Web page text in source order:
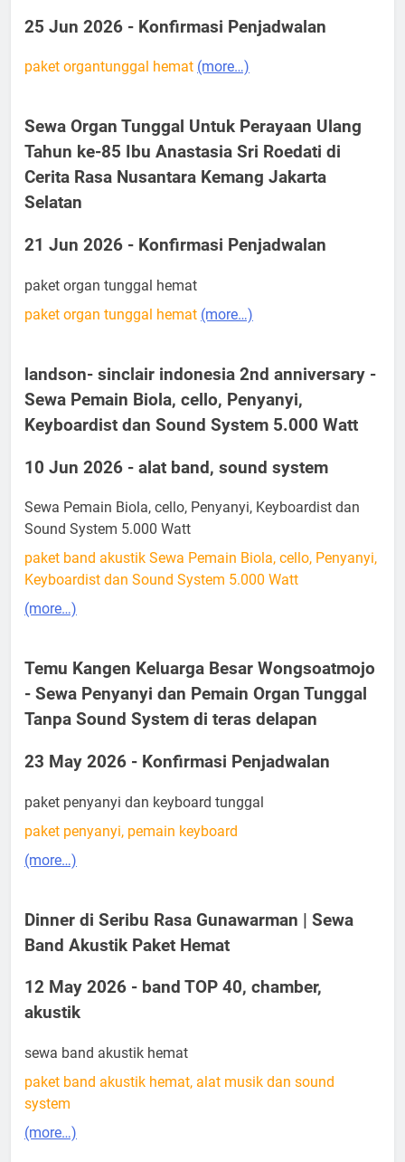
25 Jun 2026 - Konfirmasi Penjadwalan
paket organtunggal hemat (more…)
Sewa Organ Tunggal Untuk Perayaan Ulang
Tahun ke-85 Ibu Anastasia Sri Roedati di
Cerita Rasa Nusantara Kemang Jakarta
Selatan
21 Jun 2026 - Konfirmasi Penjadwalan
paket organ tunggal hemat
paket organ tunggal hemat (more…)
landson- sinclair indonesia 2nd anniversary -
Sewa Pemain Biola, cello, Penyanyi,
Keyboardist dan Sound System 5.000 Watt
10 Jun 2026 - alat band, sound system
Sewa Pemain Biola, cello, Penyanyi, Keyboardist dan
Sound System 5.000 Watt
paket band akustik Sewa Pemain Biola, cello, Penyanyi,
Keyboardist dan Sound System 5.000 Watt
(more…)
Temu Kangen Keluarga Besar Wongsoatmojo
- Sewa Penyanyi dan Pemain Organ Tunggal
Tanpa Sound System di teras delapan
23 May 2026 - Konfirmasi Penjadwalan
paket penyanyi dan keyboard tunggal
paket penyanyi, pemain keyboard
(more…)
Dinner di Seribu Rasa Gunawarman | Sewa
Band Akustik Paket Hemat
12 May 2026 - band TOP 40, chamber,
akustik
sewa band akustik hemat
paket band akustik hemat, alat musik dan sound
system
(more…)